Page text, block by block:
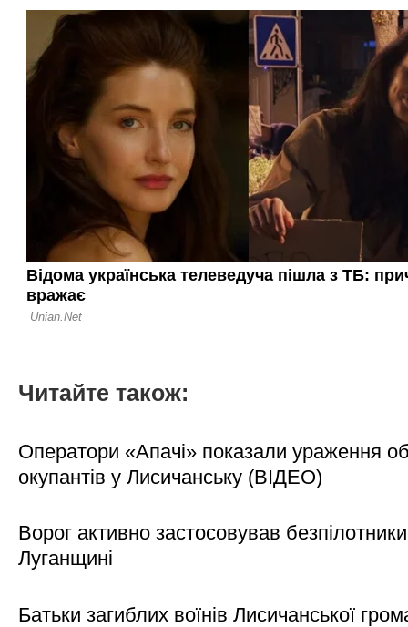
Читайте також:
Оператори «Апачі» показали ураження
окупантів у Лисичанську (ВІДЕО)
Ворог активно застосовував
Луганщині
Батьки загиблих воїнів Лисичанської